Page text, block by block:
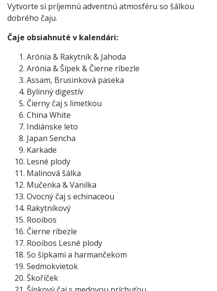
Vytvorte si príjemnú adventnú atmosféru so šálkou
dobrého čaju.
Čaje obsiahnuté v kalendári:
Arónia & Rakytník & Jahoda
Arónia & Šípek & Čierne ríbezle
Assam, Brusinková paseka
Bylinný digestív
Čierny čaj s limetkou
China White
Indiánske leto
Japan Sencha
Karkade
Lesné plody
Malinová šálka
Mučenka & Vanilka
Ovocný čaj s echinaceou
Rakytníkový
Rooibos
Čierne ríbezle
Rooibos Lesné plody
So šípkami a harmančekom
Sedmokvietok
Škoříček